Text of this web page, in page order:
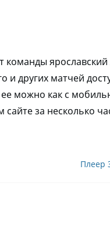
команды
и других матчей
можно как с
за несколько
Плеер